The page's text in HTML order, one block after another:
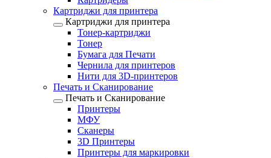
Картриджи для принтера
Картриджи для принтера
Тонер-картриджи
Тонер
Бумага для Печати
Чернила для принтеров
Нити для 3D-принтеров
Печать и Сканирование
Печать и Сканирование
Принтеры
МФУ
Сканеры
3D Принтеры
Принтеры для маркировки